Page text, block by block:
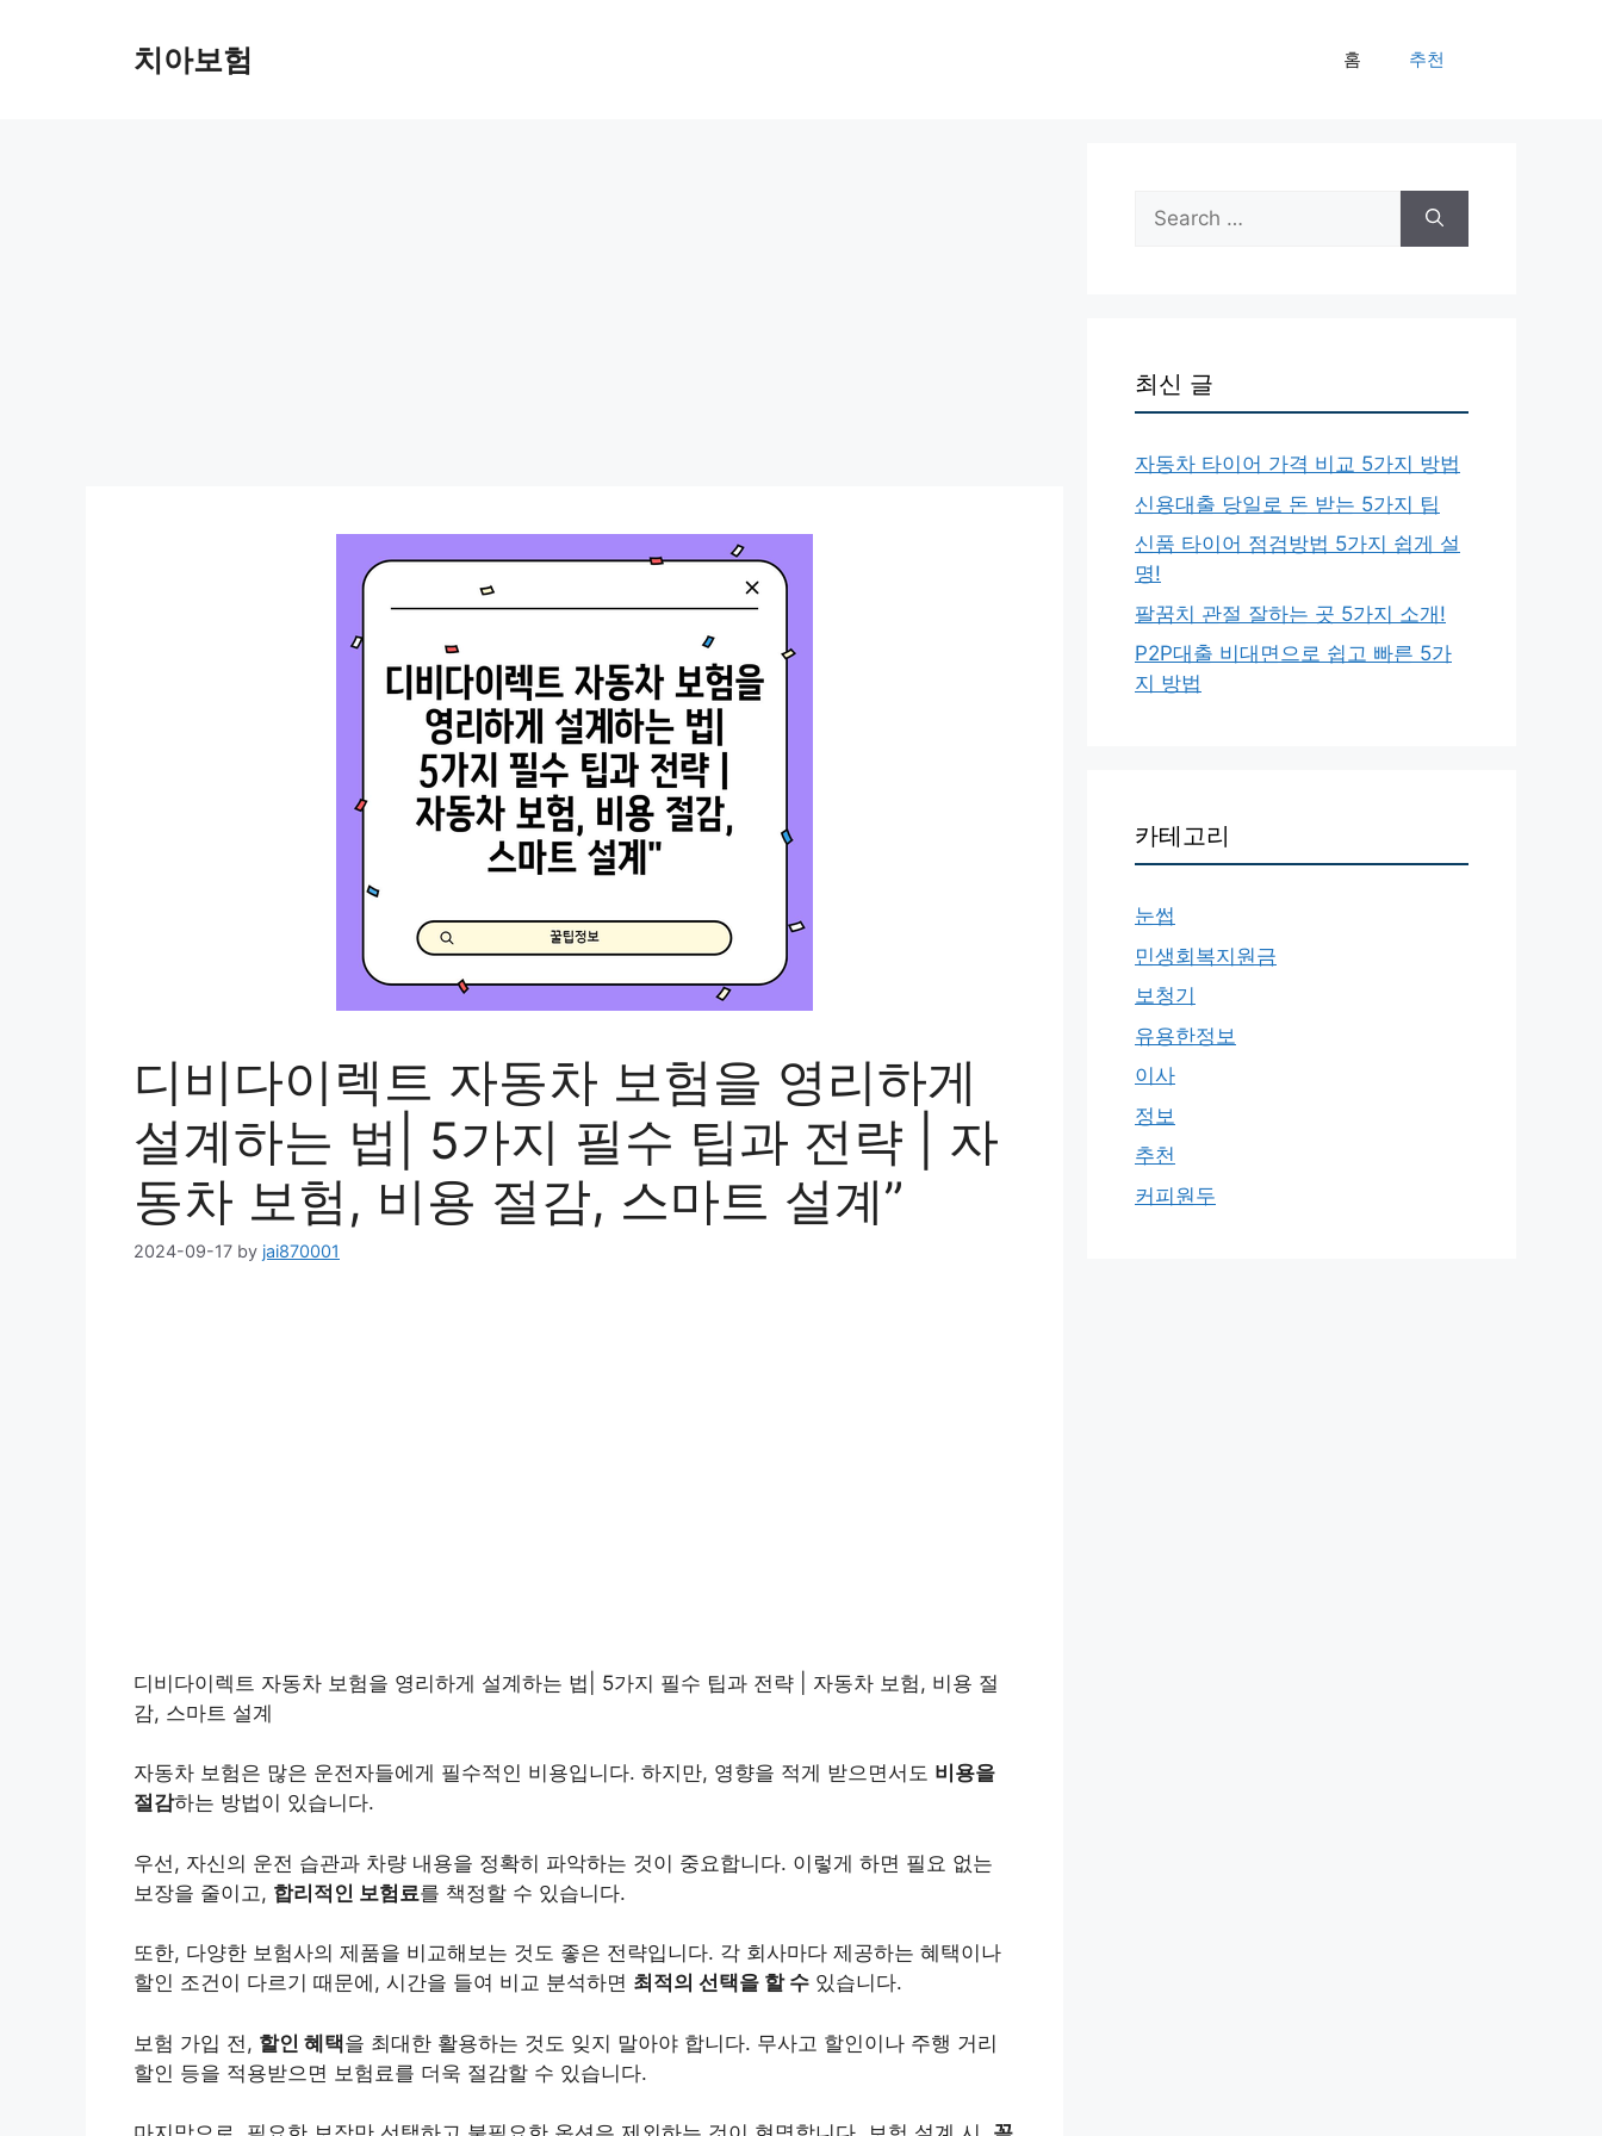
치아보험 홈 추천
디비다이렉트 자동차 보험을 영리하게
설계하는 법| 5가지 필수 팁과 전략 | 자
동차 보험, 비용 절감, 스마트 설계”
2024-09-17 by jai870001
디비다이렉트 자동차 보험을 영리하게 설계하는 법| 5가지 필수 팁과 전략 | 자동차 보험, 비용 절
감, 스마트 설계
자동차 보험은 많은 운전자들에게 필수적인 비용입니다. 하지만, 영향을 적게 받으면서도 비용을
절감하는 방법이 있습니다.
우선, 자신의 운전 습관과 차량 내용을 정확히 파악하는 것이 중요합니다. 이렇게 하면 필요 없는
보장을 줄이고, 합리적인 보험료를 책정할 수 있습니다.
또한, 다양한 보험사의 제품을 비교해보는 것도 좋은 전략입니다. 각 회사마다 제공하는 혜택이나
할인 조건이 다르기 때문에, 시간을 들여 비교 분석하면 최적의 선택을 할 수 있습니다.
보험 가입 전, 할인 혜택을 최대한 활용하는 것도 잊지 말아야 합니다. 무사고 할인이나 주행 거리
할인 등을 적용받으면 보험료를 더욱 절감할 수 있습니다.
Search
for:
최신 글
자동차 타이어 가격 비교 5가지 방법
신용대출 당일로 돈 받는 5가지 팁
신품 타이어 점검방법 5가지 쉽게 설
명!
팔꿈치 관절 잘하는 곳 5가지 소개!
P2P대출 비대면으로 쉽고 빠른 5가
지 방법
카테고리
눈썹
민생회복지원금
보청기
유용한정보
이사
정보
추천
커피원두